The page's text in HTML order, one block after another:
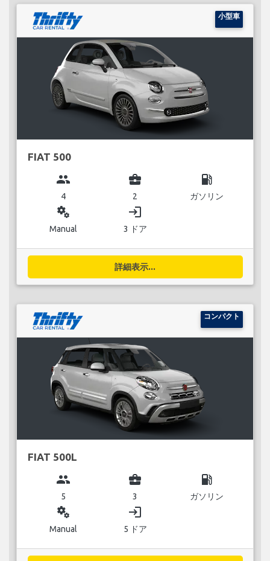
小型車
FIAT 500
group
4
business_center
2
local_gas_station
ガソリン
miscellaneous_services
Manual
login
3 ドア
詳細表示...
コンパクト
FIAT 500L
group
5
business_center
3
local_gas_station
ガソリン
miscellaneous_services
Manual
login
5 ドア